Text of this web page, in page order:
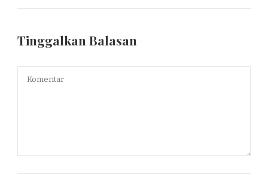
Tinggalkan Balasan